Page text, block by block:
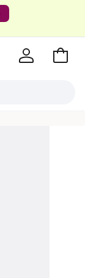
Aller